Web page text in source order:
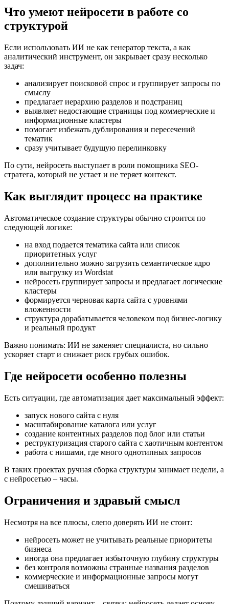
Что умеют нейросети в работе со
структурой
Если использовать ИИ не как генератор текста, а как
аналитический инструмент, он закрывает сразу несколько
задач:
анализирует поисковой спрос и группирует запросы по
смыслу
предлагает иерархию разделов и подстраниц
выявляет недостающие страницы под коммерческие и
информационные кластеры
помогает избежать дублирования и пересечений
тематик
сразу учитывает будущую перелинковку
По сути, нейросеть выступает в роли помощника SEO-
стратега, который не устает и не теряет контекст.
Как выглядит процесс на практике
Автоматическое создание структуры обычно строится по
следующей логике:
на вход подается тематика сайта или список
приоритетных услуг
дополнительно можно загрузить семантическое ядро
или выгрузку из Wordstat
нейросеть группирует запросы и предлагает логические
кластеры
формируется черновая карта сайта с уровнями
вложенности
структура дорабатывается человеком под бизнес-логику
и реальный продукт
Важно понимать: ИИ не заменяет специалиста, но сильно
ускоряет старт и снижает риск грубых ошибок.
Где нейросети особенно полезны
Есть ситуации, где автоматизация дает максимальный эффект:
запуск нового сайта с нуля
масштабирование каталога или услуг
создание контентных разделов под блог или статьи
реструктуризация старого сайта с хаотичным контентом
работа с нишами, где много однотипных запросов
В таких проектах ручная сборка структуры занимает недели, а
с нейросетью – часы.
Ограничения и здравый смысл
Несмотря на все плюсы, слепо доверять ИИ не стоит:
нейросеть может не учитывать реальные приоритеты
бизнеса
иногда она предлагает избыточную глубину структуры
без контроля возможны странные названия разделов
коммерческие и информационные запросы могут
смешиваться